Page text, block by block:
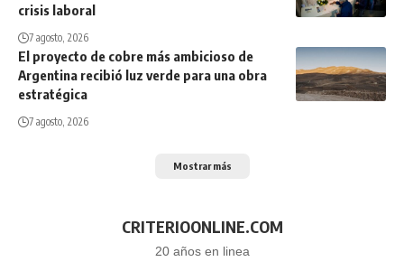
crisis laboral
7 agosto, 2026
El proyecto de cobre más ambicioso de
Argentina recibió luz verde para una obra
estratégica
7 agosto, 2026
Mostrar más
CRITERIOONLINE.COM
20 años en linea